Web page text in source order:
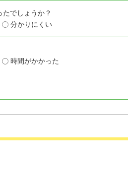
でしょうか？
分かりにくい
時間がかかった